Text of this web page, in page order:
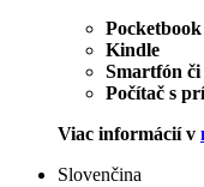
Pocketbook
Kindle
Smartfón
Počítač s
Viac informácií v
Slovenčina